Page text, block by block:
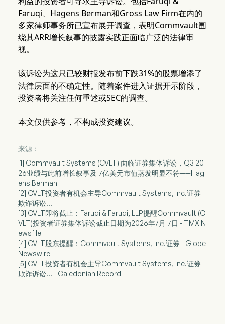
Faruqi、Hagens Berman和Gross Law Firm在内的
多家律师事务所已宣布展开调查，表明Commvault围
绕其ARR增长叙事的披露实践正面临广泛的法律审
视。
该诉讼为这只已较财报发布前下跌31%的股票增添了
法律层面的不确定性。随着案件进入证据开示阶段，
投资者将关注任何重述或SEC的调查。
本文仅供参考，不构成投资建议。
来源：
[1] Commvault Systems (CVLT) 面临证券集体诉讼，Q3 20
26业绩与此前增长叙事及17亿美元市值蒸发明显不符——Hag
ens Berman
[2] CVLT投资者有机会主导Commvault Systems, Inc.证券
欺诈诉讼...
[3] CVLT即将截止：Faruqi & Faruqi, LLP提醒Commvault (C
VLT)投资者证券集体诉讼截止日期为2026年7月17日 - TMX N
ewsfile
[4] CVLT股东提醒：Commvault Systems, Inc.证券 - Globe
Newswire
[5] CVLT投资者有机会主导Commvault Systems, Inc.证券
欺诈诉讼... - Caledonian Record